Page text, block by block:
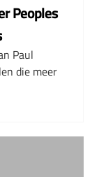
Peoples
Paul
die meer